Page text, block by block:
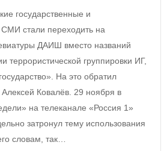
государственные и
СМИ стали переходить на
ДАИШ вместо названий
террористической группировки ИГ,
На это обратил
Ковалёв. 29 ноября в
на телеканале «Россия 1»
затронул тему использования
словам, так…